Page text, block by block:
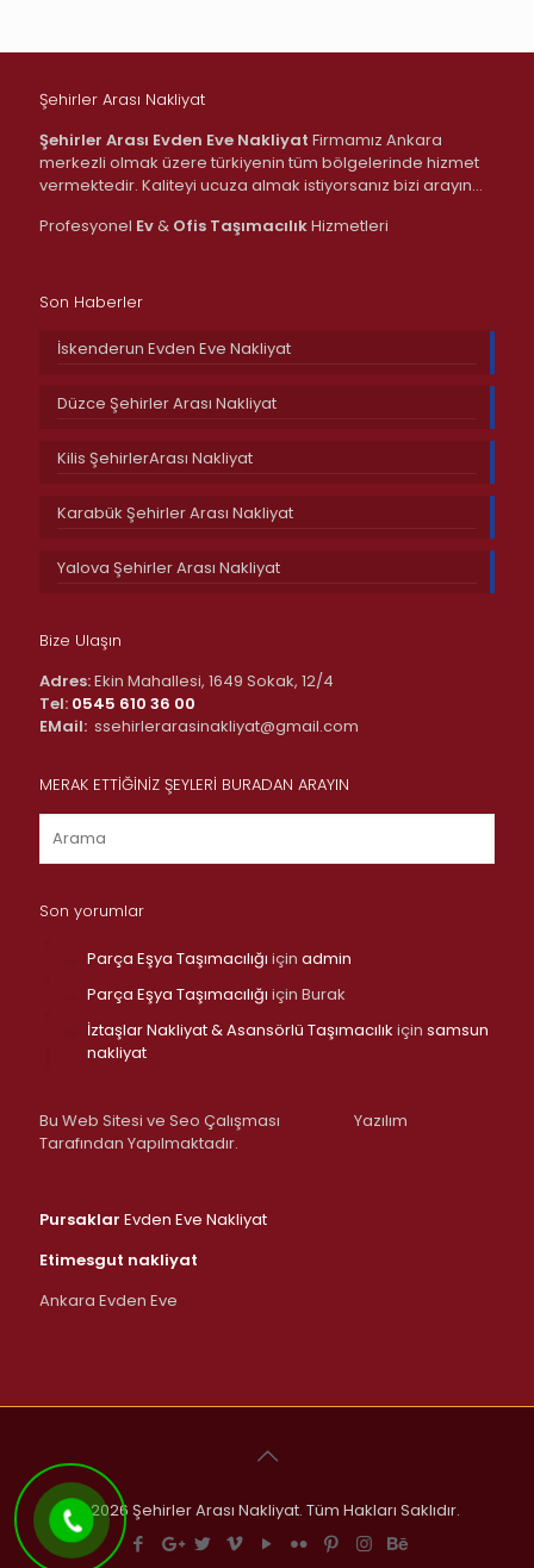
Şehirler Arası Nakliyat
Şehirler Arası Evden Eve Nakliyat Firmamız Ankara
merkezli olmak üzere türkiyenin tüm bölgelerinde hizmet
vermektedir. Kaliteyi ucuza almak istiyorsanız bizi arayın…
Profesyonel Ev& Ofis TaşımacılıkHizmetleri
Son Haberler
İskenderun Evden Eve Nakliyat
Düzce Şehirler Arası Nakliyat
Kilis ŞehirlerArası Nakliyat
Karabük Şehirler Arası Nakliyat
Yalova Şehirler Arası Nakliyat
Bize Ulaşın
Adres:Ekin Mahallesi, 1649 Sokak, 12/4
Tel: 0545 610 36 00
EMail: ssehirlerarasinakliyat@gmail.com
MERAK ETTİĞİNİZ ŞEYLERİ BURADAN ARAYIN
Son yorumlar
Parça Eşya Taşımacılığı için admin
Parça Eşya Taşımacılığı için Burak
İztaşlar Nakliyat & Asansörlü Taşımacılık için samsun
nakliyat
Bu Web Sitesi ve Seo Çalışması
Yazılım
Tarafından Yapılmaktadır.
Pursaklar Evden Eve Nakliyat
Etimesgut nakliyat
Ankara Evden Eve
© 2026 Şehirler Arası Nakliyat. Tüm Hakları Saklıdır.